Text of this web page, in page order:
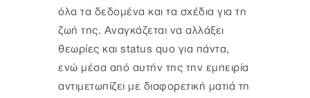
όλα τα δεδομένα και τα σχέδια για τη
ζωή της. Αναγκάζεται να αλλάξει
θεωρίες και status quo για πάντα,
ενώ μέσα από αυτήν της την εμπειρία
αντιμετωπίζει με διαφορετική ματιά τη